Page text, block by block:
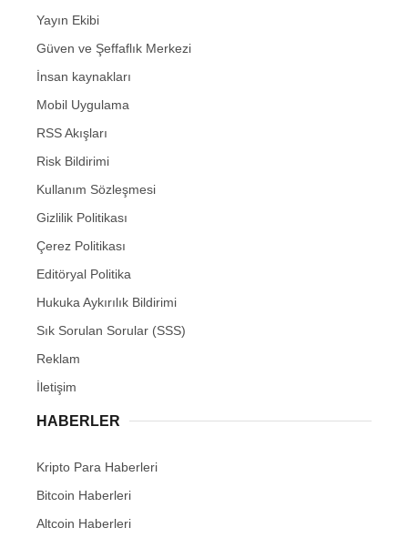
Yayın Ekibi
Güven ve Şeffaflık Merkezi
İnsan kaynakları
Mobil Uygulama
RSS Akışları
Risk Bildirimi
Kullanım Sözleşmesi
Gizlilik Politikası
Çerez Politikası
Editöryal Politika
Hukuka Aykırılık Bildirimi
Sık Sorulan Sorular (SSS)
Reklam
İletişim
HABERLER
Kripto Para Haberleri
Bitcoin Haberleri
Altcoin Haberleri